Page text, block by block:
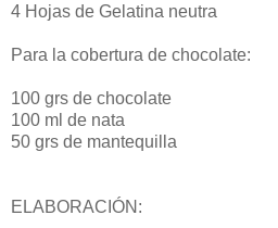
4 Hojas de Gelatina neutra
Para la cobertura de chocolate:
100 grs de chocolate
100 ml de nata
50 grs de mantequilla
ELABORACIÓN: